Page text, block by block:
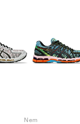
Nem